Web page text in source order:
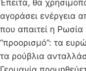
Έπειτα, θα
αγοράσει ενέργεια
που απαιτεί η Ρωσία
“προορισμό”: τα
τα ρούβλια